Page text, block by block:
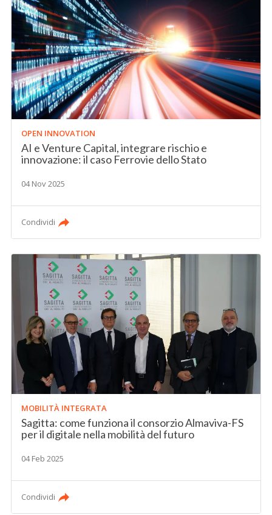
OPEN INNOVATION
AI e Venture Capital, integrare rischio e
innovazione: il caso Ferrovie dello Stato
04 Nov 2025
Condividi
MOBILITÀ INTEGRATA
Sagitta: come funziona il consorzio Almaviva-FS
per il digitale nella mobilità del futuro
04 Feb 2025
Condividi